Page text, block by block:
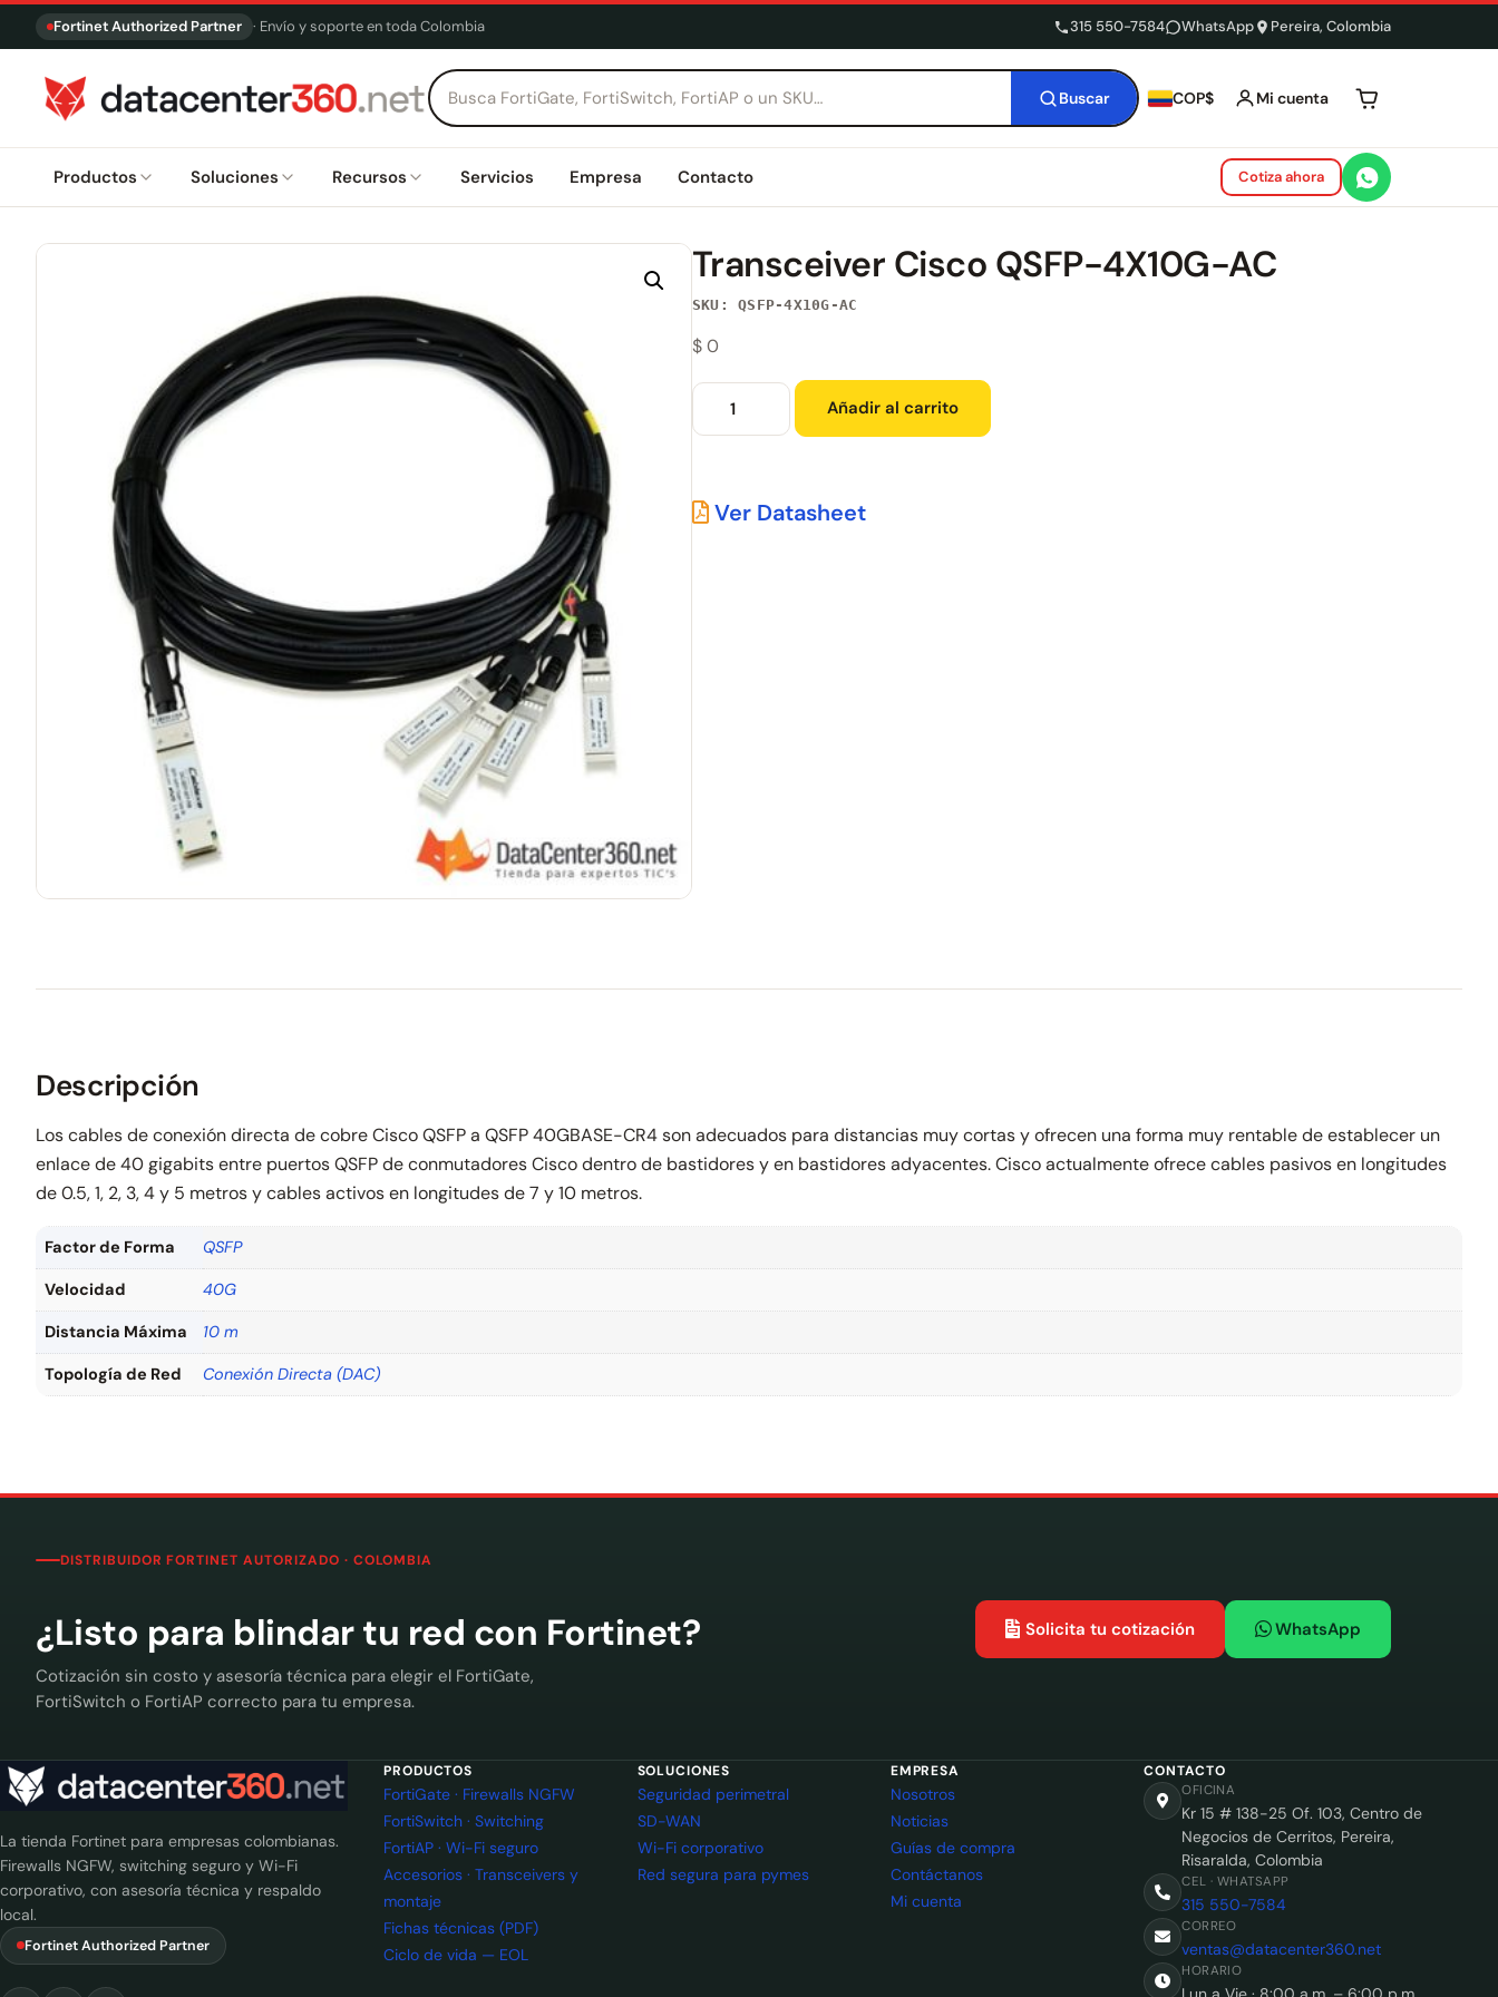
Fortinet Authorized Partner · Envío y soporte en toda Colombia 315 550-7584 WhatsApp Pereira, Colombia
Buscar COP$ Mi cuenta Tu carrito está
Productos Soluciones Recursos Servicios Empresa Contacto Cotiza ahora
Transceiver Cisco QSFP-4X10G-AC
SKU: QSFP-4X10G-AC
$0
Añadir al carrito
Ver Datasheet
Descripción
Los cables de conexión directa de cobre Cisco QSFP a QSFP 40GBASE-CR4 son adecuados para distancias muy cortas y ofrecen una forma muy rentable de establecer un
enlace de 40 gigabits entre puertos QSFP de conmutadores Cisco dentro de bastidores y en bastidores adyacentes. Cisco actualmente ofrece cables pasivos en longitudes
de 0.5, 1, 2, 3, 4 y 5 metros y cables activos en longitudes de 7 y 10 metros.
Factor de Forma QSFP
Velocidad 40G
Distancia Máxima 10 m
Topología de Red Conexión Directa (DAC)
DISTRIBUIDOR FORTINET AUTORIZADO · COLOMBIA
¿Listo para blindar tu red con Fortinet?
Cotización sin costo y asesoría técnica para elegir el FortiGate,
FortiSwitch o FortiAP correcto para tu empresa.
Solicita tu cotización WhatsApp
La tienda Fortinet para empresas colombianas.
Firewalls NGFW, switching seguro y Wi-Fi
corporativo, con asesoría técnica y respaldo
local.
Fortinet Authorized Partner
PRODUCTOS
FortiGate · Firewalls NGFW
FortiSwitch · Switching
FortiAP · Wi-Fi seguro
Accesorios · Transceivers y
montaje
Fichas técnicas (PDF)
Ciclo de vida — EOL
SOLUCIONES
Seguridad perimetral
SD-WAN
Wi-Fi corporativo
Red segura para pymes
EMPRESA
Nosotros
Noticias
Guías de compra
Contáctanos
Mi cuenta
CONTACTO
OFICINA
Kr 15 # 138-25 Of. 103, Centro de
Negocios de Cerritos, Pereira,
Risaralda, Colombia
CEL · WHATSAPP
315 550-7584
CORREO
ventas@datacenter360.net
HORARIO